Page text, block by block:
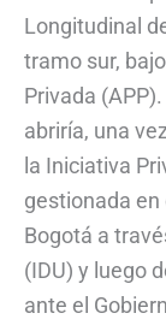
Longitudinal
tramo sur,
Privada
abriría, una
la Iniciativa
gestionada
Bogotá a
(IDU) y luego
ante el